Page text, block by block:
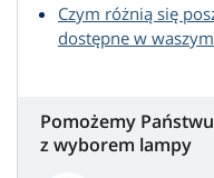
Czym różnią się
dostępne w
Pomożemy Państwu
z wyborem lampy